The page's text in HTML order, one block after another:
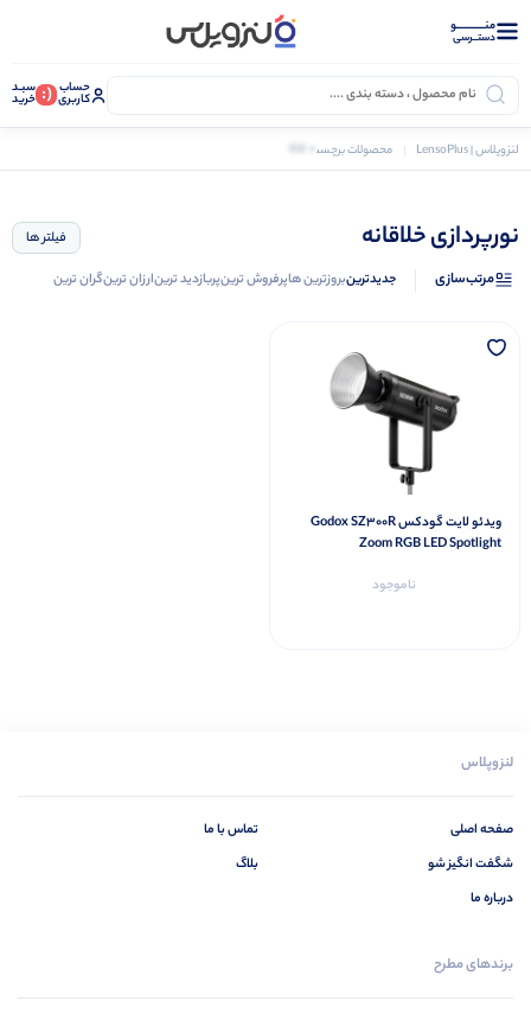
منــــــــــــو
دستــرسی
حساب
کاربری (: سبـد
خرید
لنزوپلاس | LensoPlus محصولات برچسب خورده “نورپردازی خلاقانه”
نورپردازی خلاقانه فیلتر ها
مرتب‌سازی جدیدترینبروزترین هاپرفروش ترینپربازدید ترینارزان ترینگران ترین
ویدئو لایت گودکس Godox SZ300R
Zoom RGB LED Spotlight
ناموجود
لنزوپلاس
صفحه اصلی
شگفت انگیز شو
درباره ما
تماس با ما
بلاگ
برندهای مطرح